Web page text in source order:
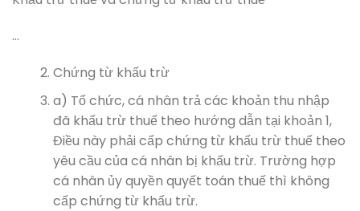
…
Chứng từ khấu trừ
a) Tổ chức, cá nhân trả các khoản thu nhập
đã khấu trừ thuế theo hướng dẫn tại khoản 1,
Điều này phải cấp chứng từ khấu trừ thuế theo
yêu cầu của cá nhân bị khấu trừ. Trường hợp
cá nhân ủy quyền quyết toán thuế thì không
cấp chứng từ khấu trừ.